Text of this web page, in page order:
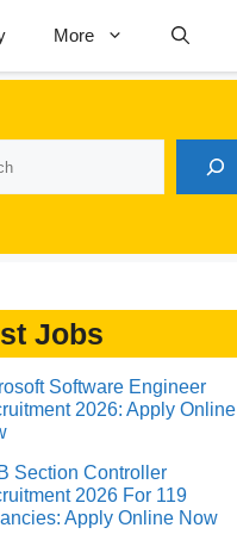
More
Jobs
Software Engineer
2026: Apply Online
Section Controller
2026 For 119
Apply Online Now